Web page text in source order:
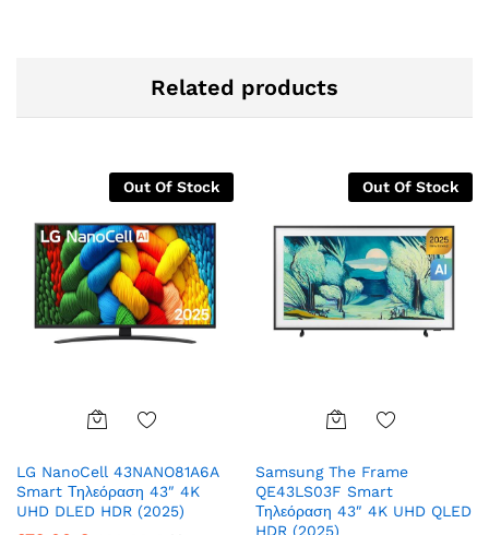
Related products
Out Of Stock
to
Wish
list
LG NanoCell 43NANO81A6A
Smart Τηλεόραση 43″ 4K
UHD DLED HDR (2025)
Out Of Stock
to
Wish
list
Samsung The Frame
QE43LS03F Smart
Τηλεόραση 43″ 4K UHD QLED
HDR (2025)